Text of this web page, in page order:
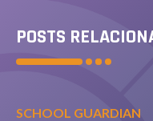
POSTS
SCHOOL GUARDIAN